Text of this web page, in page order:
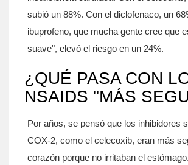
subió un 88%. Con el diclofenaco, un
ibuprofeno, que mucha gente cree que
suave", elevó el riesgo en un 24%.
¿QUÉ PASA CON
NSAIDS "MÁS
Por años, se pensó que los inhibidores
COX-2, como el celecoxib, eran más
corazón porque no irritaban el